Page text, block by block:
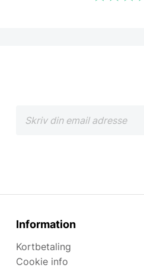
Information
Kortbetaling
Cookie info